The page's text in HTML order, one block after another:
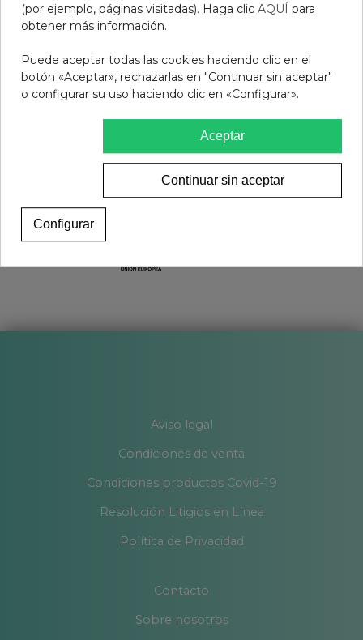
Aviso legal
Condiciones de venta
Condiciones productos Covid-19
Resolución Litigios en Línea
Política de Privacidad
Contacto
Sobre nosotros
(por ejemplo, páginas visitadas). Haga clic AQUÍ para
obtener más información.
Puede aceptar todas las cookies haciendo clic en el
botón «Aceptar», rechazarlas en "Continuar sin aceptar"
o configurar su uso haciendo clic en «Configurar».
Aceptar
Continuar sin aceptar
Configurar